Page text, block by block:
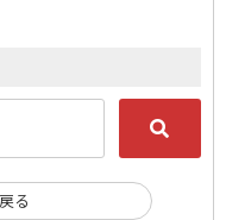
る